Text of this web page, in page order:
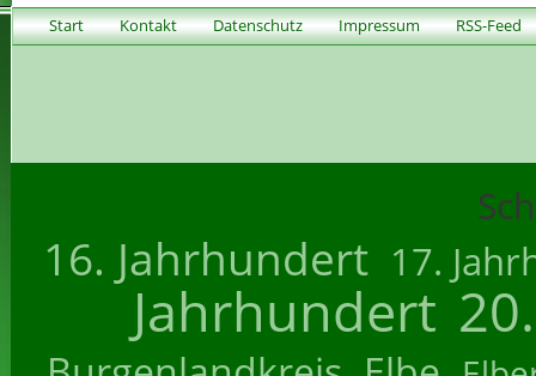
Start Kontakt Datenschutz Impressum RSS-Feed
16. Jahrhundert 17.
Jahrhundert